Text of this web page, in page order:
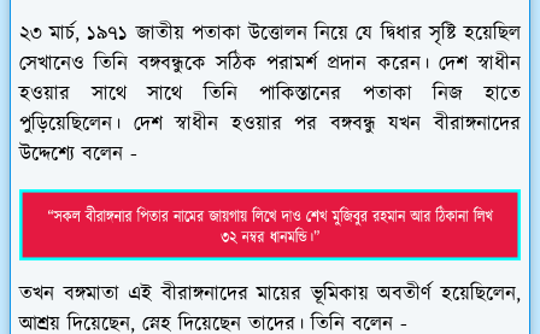
২৩ মার্চ, ১৯৭১ জাতীয় পতাকা উত্তোলন নিয়ে যে দ্বিধার সৃষ্টি হয়েছিল
সেখানেও তিনি বঙ্গবন্ধুকে সঠিক পরামর্শ প্রদান করেন। দেশ স্বাধীন
হওয়ার সাথে সাথে তিনি পাকিস্তানের পতাকা নিজ হাতে
পুড়িয়েছিলেন। দেশ স্বাধীন হওয়ার পর বঙ্গবন্ধু যখন বীরাঙ্গনাদের
উদ্দেশ্যে বলেন -
তখন বঙ্গমাতা এই বীরাঙ্গনাদের মায়ের ভূমিকায় অবতীর্ণ হয়েছিলেন,
আশ্রয় দিয়েছেন, স্নেহ দিয়েছেন তাদের। তিনি বলেন -